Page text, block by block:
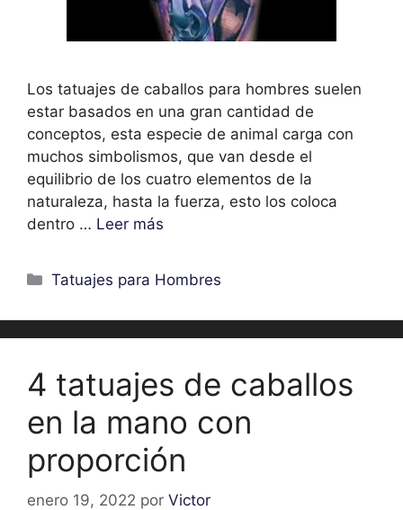
Los tatuajes de caballos para hombres suelen
estar basados en una gran cantidad de
conceptos, esta especie de animal carga con
muchos simbolismos, que van desde el
equilibrio de los cuatro elementos de la
naturaleza, hasta la fuerza, esto los coloca
dentro … Leer más
Categorías
Tatuajes para Hombres
4 tatuajes de caballos
en la mano con
proporción
enero 19, 2022 por Victor